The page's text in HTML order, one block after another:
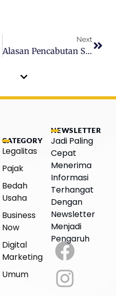
Next
Alasan Pencabutan SP-PIRT Dalam Industri Pangan
CATEGORY
Legalitas
Pajak
Bedah
Usaha
Business
Now
Digital
Marketing
Umum
NEWSLETTER
Jadi Paling
Cepat
Menerima
Informasi
Terhangat
Dengan
Newsletter
Menjadi
Pengaruh